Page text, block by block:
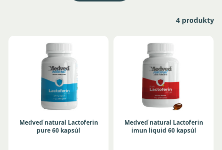
4 produkty
Medveď natural Lactoferin
pure 60 kapsúl
Medveď natural Lactoferin
imun liquid 60 kapsúl